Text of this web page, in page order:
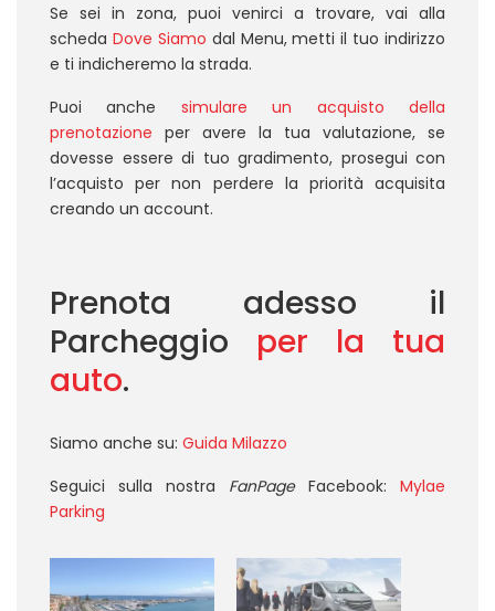
Se sei in zona, puoi venirci a trovare, vai alla
scheda Dove Siamo dal Menu, metti il tuo indirizzo
e ti indicheremo la strada.
Puoi anche simulare un acquisto della
prenotazione per avere la tua valutazione, se
dovesse essere di tuo gradimento, prosegui con
l’acquisto per non perdere la priorità acquisita
creando un account.
Prenota adesso il
Parcheggio per la tua
auto.
Siamo anche su: Guida Milazzo
Seguici sulla nostra FanPageFacebook: Mylae
Parking